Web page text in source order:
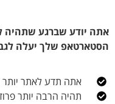
אתה יודע שברגע שתהיה
הסטארטאפ שלך יעלה
אתה תדע לאתר יותר
תהיה הרבה יותר